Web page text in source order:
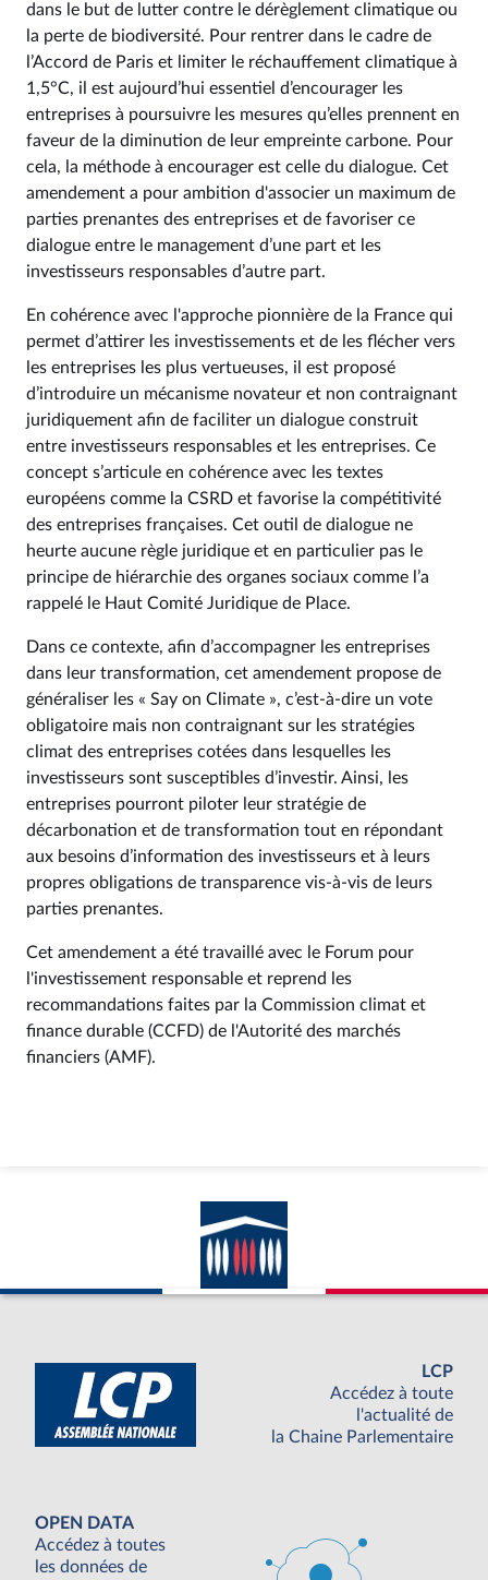
dans le but de lutter contre le dérèglement climatique ou
la perte de biodiversité. Pour rentrer dans le cadre de
l’Accord de Paris et limiter le réchauffement climatique à
1,5°C, il est aujourd’hui essentiel d’encourager les
entreprises à poursuivre les mesures qu’elles prennent en
faveur de la diminution de leur empreinte carbone. Pour
cela, la méthode à encourager est celle du dialogue. Cet
amendement a pour ambition d'associer un maximum de
parties prenantes des entreprises et de favoriser ce
dialogue entre le management d’une part et les
investisseurs responsables d’autre part.
En cohérence avec l'approche pionnière de la France qui
permet d’attirer les investissements et de les flécher vers
les entreprises les plus vertueuses, il est proposé
d’introduire un mécanisme novateur et non contraignant
juridiquement afin de faciliter un dialogue construit
entre investisseurs responsables et les entreprises. Ce
concept s’articule en cohérence avec les textes
européens comme la CSRD et favorise la compétitivité
des entreprises françaises. Cet outil de dialogue ne
heurte aucune règle juridique et en particulier pas le
principe de hiérarchie des organes sociaux comme l’a
rappelé le Haut Comité Juridique de Place.
Dans ce contexte, afin d’accompagner les entreprises
dans leur transformation, cet amendement propose de
généraliser les « Say on Climate », c’est-à-dire un vote
obligatoire mais non contraignant sur les stratégies
climat des entreprises cotées dans lesquelles les
investisseurs sont susceptibles d’investir. Ainsi, les
entreprises pourront piloter leur stratégie de
décarbonation et de transformation tout en répondant
aux besoins d’information des investisseurs et à leurs
propres obligations de transparence vis-à-vis de leurs
parties prenantes.
Cet amendement a été travaillé avec le Forum pour
l'investissement responsable et reprend les
recommandations faites par la Commission climat et
finance durable (CCFD) de l'Autorité des marchés
financiers (AMF).
LCP
Accédez à toute
l'actualité de
la Chaine Parlementaire
OPEN DATA
Accédez à toutes
les données de